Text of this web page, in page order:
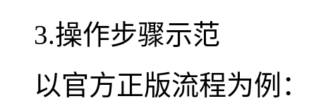
3.操作步骤示范
以官方正版流程为例：